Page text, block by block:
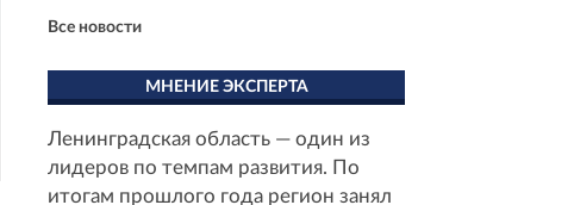
Все новости
МНЕНИЕ ЭКСПЕРТА
Ленинградская область — один из
лидеров по темпам развития. По
итогам прошлого года регион занял